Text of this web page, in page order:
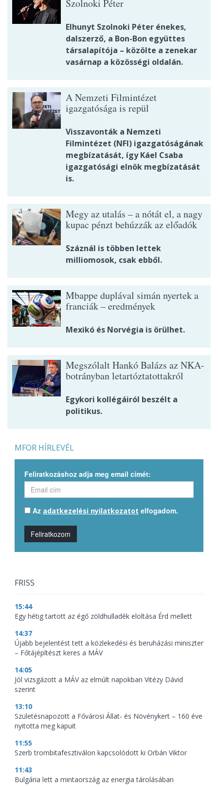
Szolnoki Péter
Elhunyt Szolnoki Péter énekes,
dalszerző, a Bon-Bon együttes
társalapítója – közölte a zenekar
vasárnap a közösségi oldalán.
A Nemzeti Filmintézet
igazgatósága is repül
Visszavonták a Nemzeti
Filmintézet (NFI) igazgatóságának
megbízatását, így Káel Csaba
igazgatósági elnök megbízatását
is.
Megy az utalás – a nótát el, a nagy
kupac pénzt behúzzák az előadók
Száznál is többen lettek
milliomosok, csak ebből.
Mbappe duplával simán nyertek a
franciák – eredmények
Mexikó és Norvégia is örülhet.
Megszólalt Hankó Balázs az NKA-
botrányban letartóztatottakról
Egykori kollégáiról beszélt a
politikus.
MFOR HÍRLEVÉL
Feliratkozáshoz adja meg email címét:
Az adatkezelési nyilatkozatot elfogadom.
Feliratkozom
FRISS
15:44
Egy hétig tartott az égő zöldhulladék eloltása Érd mellett
14:37
Újabb bejelentést tett a közlekedési és beruházási miniszter
– Főtájépítészt keres a MÁV
14:05
Jól vizsgázott a MÁV az elmúlt napokban Vitézy Dávid
szerint
13:10
Születésnapozott a Fővárosi Állat- és Növénykert – 160 éve
nyitotta meg kapuit
11:55
Szerb trombitafesztiválon kapcsolódott ki Orbán Viktor
11:43
Bulgária lett a mintaország az energia tárolásában